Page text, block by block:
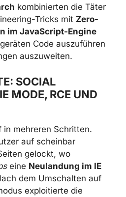
kombinierten die Täter
Tricks mit Zero-
im JavaScript-Engine
Code auszuführen
auszuweiten.
SOCIAL
MODE, RCE UND
in mehreren Schritten.
auf scheinbar
gelockt, wo
eine Neulandung im IE
dem Umschalten auf
exploitierte die